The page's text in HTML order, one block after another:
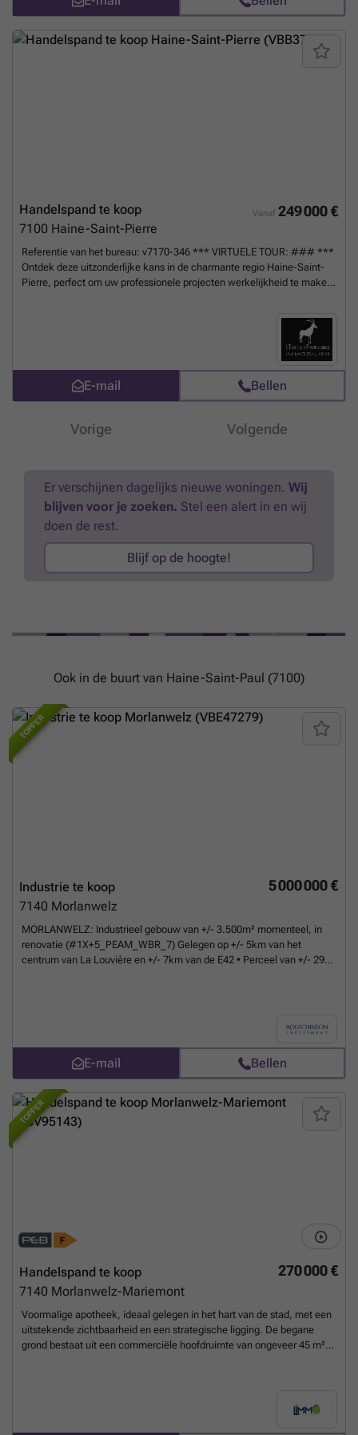
Vanaf 249 000 €
Handelspand te koop
7100 Haine-Saint-Pierre
Referentie van het bureau: v7170-346 *** VIRTUELE TOUR: ### ***
Ontdek deze uitzonderlijke kans in de charmante regio Haine-Saint-
Pierre, perfect om uw professionele projecten werkelijkheid te maken!
hal, die leidt naar een prachtige ontvangstruimte van 96 m² met een
elegante bar. De professionele keuken is voorzien van een koelcel en
voldoet aan al uw culinaire wensen. Voor uw comfort en dat van uw
klanten zijn er ook heren- en damestoiletten beschikbaar. Evenals
opslagruimte is beschikbaar op de 1e verdieping. Buiten biedt een
prachtig terras extra ruimte om uw klanten te verwelkomen of
project tot leven te brengen op een strategische en veelzijdige locatie.
van aanvaarding door de eigenaren).
Meer weten?
E-mail Bellen
Vorige Volgende
Er verschijnen dagelijks nieuwe woningen. Wij
blijven voor je zoeken. Stel een alert in en wij
doen de rest.
Blijf op de hoogte!
Ook in de buurt van Haine-Saint-Paul (7100)
TOPPER
5 000 000 €
Industrie te koop
7140 Morlanwelz
MORLANWELZ: Industrieel gebouw van +/- 3.500m² momenteel, in
renovatie (#1X+5_PEAM_WBR_7) Gelegen op +/- 5km van het
centrum van La Louvière en +/- 7km van de E42 • Perceel van +/- 29
liggers • Verkoopvoorwaarden: volledig verhuurd pand • Geschat
jaarlijks inkomen: +/- 300.000€ • Indicatieve prijs (rendement 6%):
5.000.000€Meer weten?
E-mail Bellen
TOPPER
270 000 €
Handelspand te koop
7140 Morlanwelz-Mariemont
Voormalige apotheek, ideaal gelegen in het hart van de stad, met een
uitstekende zichtbaarheid en een strategische ligging. De begane
grond bestaat uit een commerciële hoofdruimte van ongeveer 45 m²
linkerkant, bestaat uit een hal met toilet, een ruime ingerichte keuken